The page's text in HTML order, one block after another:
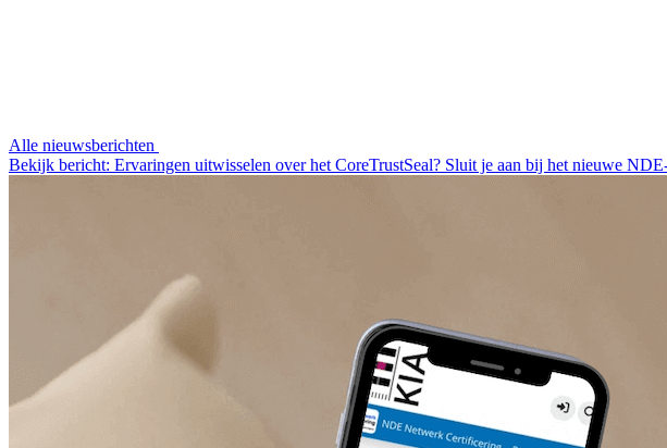
Alle nieuwsberichten
Bekijk bericht: Ervaringen uitwisselen over het CoreTrustSeal? Sluit je aan bij het nieuwe